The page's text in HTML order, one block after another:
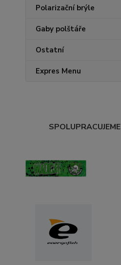
Polarizační brýle
Gaby polštáře
Ostatní
Expres Menu
SPOLUPRACUJEME